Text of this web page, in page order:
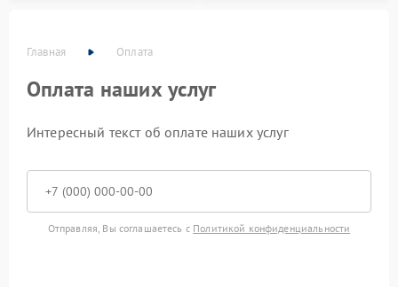
Главная Оплата
Оплата наших услуг
Интересный текст об оплате наших услуг
Отправляя, Вы соглашаетесь с Политикой конфиденциальности